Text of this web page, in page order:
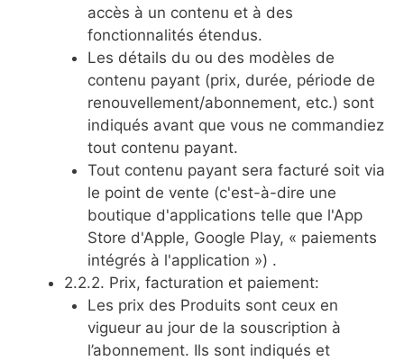
accès à un contenu et à des
fonctionnalités étendus.
Les détails du ou des modèles de
contenu payant (prix, durée, période de
renouvellement/abonnement, etc.) sont
indiqués avant que vous ne commandiez
tout contenu payant.
Tout contenu payant sera facturé soit via
le point de vente (c'est-à-dire une
boutique d'applications telle que l'App
Store d'Apple, Google Play, « paiements
intégrés à l'application ») .
2.2.2. Prix, facturation et paiement:
Les prix des Produits sont ceux en
vigueur au jour de la souscription à
l’abonnement. Ils sont indiqués et